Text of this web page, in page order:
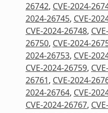
26742, CVE-2024-
2024-26745, CVE-
CVE-2024-26748,
26750, CVE-2024-
2024-26753, CVE-
CVE-2024-26759,
26761, CVE-2024-
2024-26764, CVE-
CVE-2024-26767,